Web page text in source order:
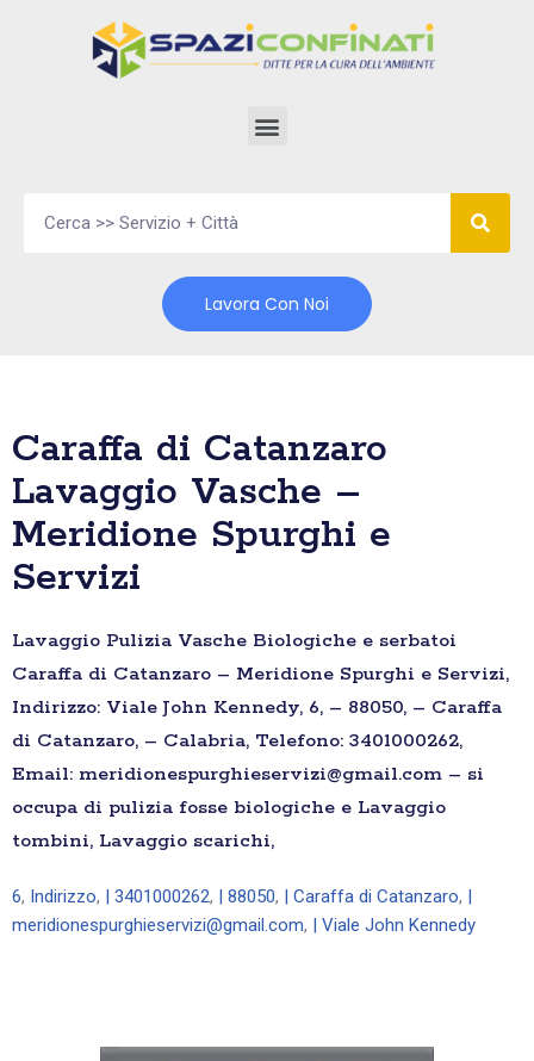
Lavora Con Noi
Caraffa di Catanzaro
Lavaggio Vasche –
Meridione Spurghi e
Servizi
Lavaggio Pulizia Vasche Biologiche e serbatoi
Caraffa di Catanzaro – Meridione Spurghi e Servizi,
Indirizzo: Viale John Kennedy, 6, – 88050, – Caraffa
di Catanzaro, – Calabria, Telefono: 3401000262,
Email: meridionespurghieservizi@gmail.com – si
occupa di pulizia fosse biologiche e Lavaggio
tombini, Lavaggio scarichi,
6, Indirizzo, | 3401000262, | 88050, | Caraffa di Catanzaro,
meridionespurghieservizi@gmail.com, | Viale John Kennedy